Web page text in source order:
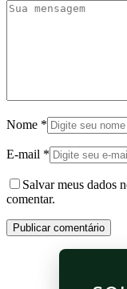
Nome *
E-mail *
Salvar meus dados
comentar.
Publicar comentário